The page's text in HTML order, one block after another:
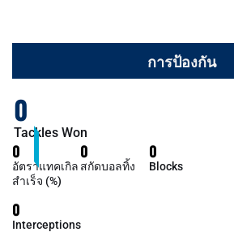
การป้องกัน
0
Tackles Won
0
อัตราแทคเกิล
สำเร็จ (%)
0
สกัดบอลทิ้ง
0
Blocks
0
Interceptions